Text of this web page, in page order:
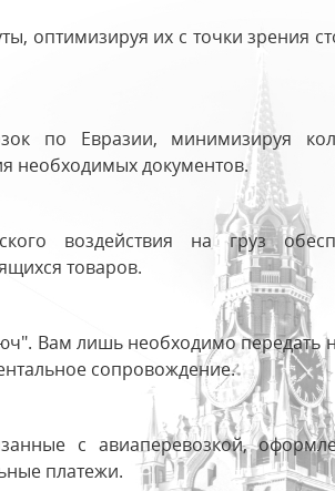
оптимизируя их с точки зрения
по Евразии, минимизируя
необходимых документов.
воздействия на груз
товаров.
Вам лишь необходимо передать
сопровождение.
с авиаперевозкой,
платежи.